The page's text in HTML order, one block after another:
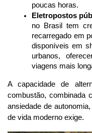
poucas horas.
Eletropostos
no Brasil tem
recarregado em
disponíveis em
urbanos,
viagens mais
A capacidade de
combustão, combinada
ansiedade de
de vida moderno exige.